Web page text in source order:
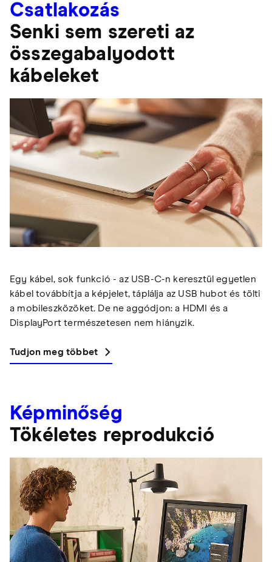
Csatlakozás
Senki sem szereti az
összegabalyodott
kábeleket
Egy kábel, sok funkció - az USB-C-n keresztül egyetlen
kábel továbbítja a képjelet, táplálja az USB hubot és tölti
a mobileszközöket. De ne aggódjon: a HDMI és a
DisplayPort természetesen nem hiányzik.
Tudjon meg többet
Képminőség
Tökéletes reprodukció